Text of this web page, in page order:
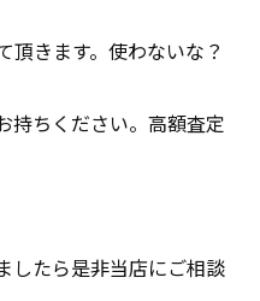
頂きます。使わないな？
持ちください。高額査定
したら是非当店にご相談